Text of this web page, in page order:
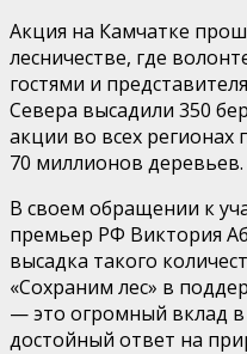
Акция на Камчатке
лесничестве, где
гостями и
Севера высадили 350
акции во всех регионах
70 миллионов деревьев.
В своем обращении к
премьер РФ Виктория
высадка такого
«Сохраним лес» в
— это огромный вклад в
достойный ответ на